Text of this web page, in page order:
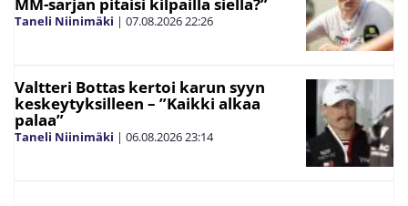
MM-sarjan pitäisi kilpailla siellä?”
Taneli Niinimäki | 07.08.202622:26
Valtteri Bottas kertoi karun syyn
keskeytyksilleen – ”Kaikki alkaa
palaa”
Taneli Niinimäki | 06.08.202623:14